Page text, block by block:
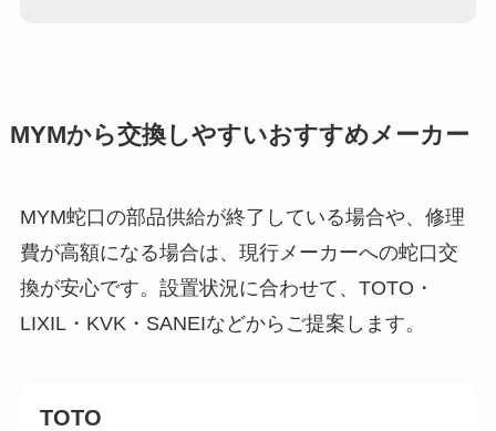
MYMから交換しやすいおすすめメーカー
MYM蛇口の部品供給が終了している場合や、修理
費が高額になる場合は、現行メーカーへの蛇口交
換が安心です。設置状況に合わせて、TOTO・
LIXIL・KVK・SANEIなどからご提案します。
TOTO